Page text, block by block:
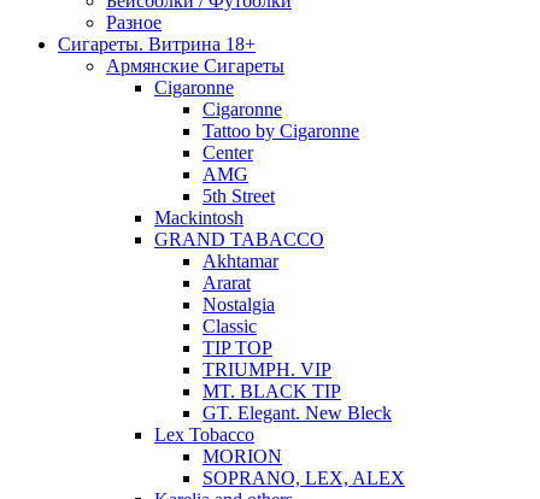
Разное
Сигареты. Витрина 18+
Армянские Сигареты
Cigaronne
Cigaronne
Tattoo by Cigaronne
Center
AMG
5th Street
Mackintosh
GRAND TABACCO
Akhtamar
Ararat
Nostalgia
Classic
TIP TOP
TRIUMPH. VIP
MT. BLACK TIP
GT. Elegant. New Bleck
Lex Tobacco
MORION
SOPRANO, LEX, ALEX